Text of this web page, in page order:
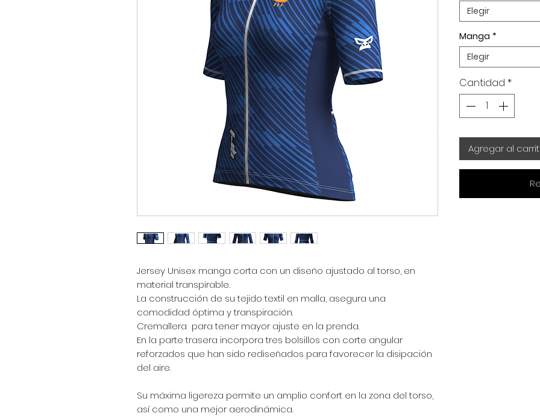
Jersey Unisex manga corta con un diseño ajustado al torso, en
material transpirable.
La construcción de su tejido textil en malla, asegura una
comodidad óptima y transpiración.
Cremallera para tener mayor ajuste en la prenda.
En la parte trasera incorpora tres bolsillos con corte angular
reforzados que han sido rediseñados para favorecer la disipación
del aire.
Su máxima ligereza permite un amplio confort en la zona del torso,
así como una mejor aerodinámica.
Elegir
Manga *
Elegir
Cantidad *
Agregar al